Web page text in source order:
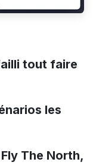
tout faire
les
The North,